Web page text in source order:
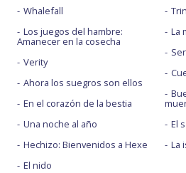
Whalefall
Los juegos del hambre:
Amanecer en la cosecha
Verity
Ahora los suegros son ellos
En el corazón de la bestia
Una noche al año
Hechizo: Bienvenidos a Hexe
El nido
La
El
La